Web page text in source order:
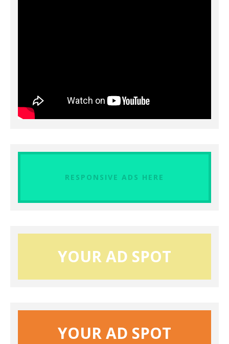
RESPONSIVE ADS HERE
YOUR AD SPOT
YOUR AD SPOT